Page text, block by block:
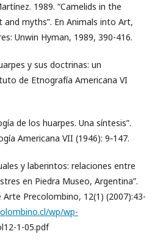
1989. “Camelids in the
myths”. En Animals into Art,
Unwin Hyman, 1989, 390-416.
y sus doctrinas: un
de Etnografía Americana VI
de los huarpes. Una síntesis”.
Americana VII (1946): 9‐147.
y laberintos: relaciones entre
en Piedra Museo, Argentina”.
Precolombino, 12(1) (2007):43-
wp/wp-
1-05.pdf